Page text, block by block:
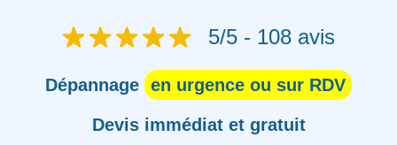
5/5 - 108 avis
Dépannage en urgence ou sur RDV
Devis immédiat et gratuit